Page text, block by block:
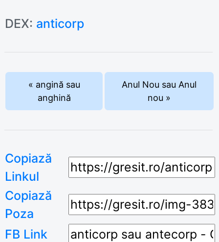
DEX: anticorp
« angină sau
anghină
Anul Nou sau Anul
nou »
Copiază
Linkul
Copiază
Poza
FB Link